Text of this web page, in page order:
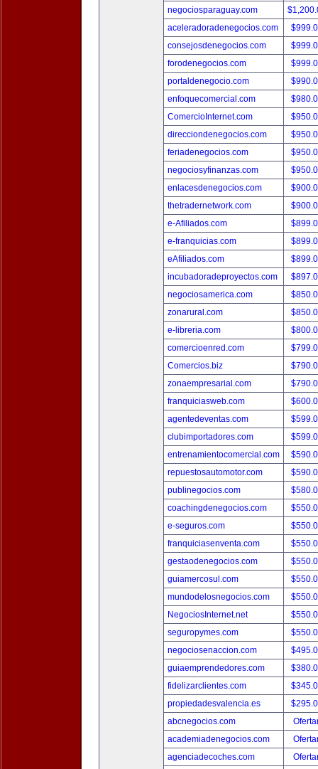
negociosparaguay.com
aceleradoradenegocios.com
consejosdenegocios.com
forodenegocios.com
portaldenegocio.com
enfoquecomercial.com
ComercioInternet.com
direcciondenegocios.com
feriadenegocios.com
negociosyfinanzas.com
enlacesdenegocios.com
thetradernetwork.com
e-Afiliados.com
e-franquicias.com
eAfiliados.com
incubadoradeproyectos.com
negociosamerica.com
zonarural.com
e-libreria.com
comercioenred.com
Comercios.biz
zonaempresarial.com
franquiciasweb.com
agentedeventas.com
clubimportadores.com
entrenamientocomercial.com
repuestosautomotor.com
publinegocios.com
coachingdenegocios.com
e-seguros.com
franquiciasenventa.com
gestaodenegocios.com
guiamercosul.com
mundodelosnegocios.com
NegociosInternet.net
seguropymes.com
negociosenaccion.com
guiaemprendedores.com
fidelizarclientes.com
propiedadesvalencia.es
abcnegocios.com
academiadenegocios.com
agenciadecoches.com